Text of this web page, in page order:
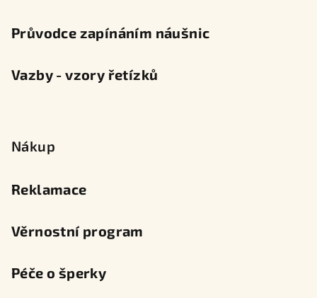
Průvodce zapínáním náušnic
Vazby - vzory řetízků
Nákup
Reklamace
Věrnostní program
Péče o šperky